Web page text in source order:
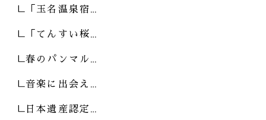
「玉名温泉宿…
「てんすい桜…
春のパンマル…
音楽に出会え…
日本遺産認定…